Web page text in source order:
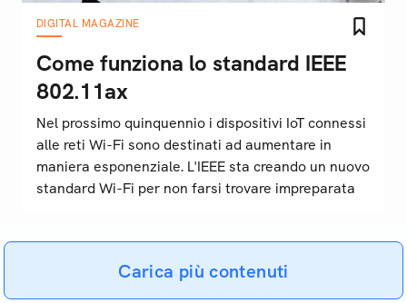
DIGITAL MAGAZINE
Come funziona lo standard IEEE
802.11ax
Nel prossimo quinquennio i dispositivi IoT connessi
alle reti Wi-Fi sono destinati ad aumentare in
maniera esponenziale. L'IEEE sta creando un nuovo
standard Wi-Fi per non farsi trovare impreparata
Carica più contenuti